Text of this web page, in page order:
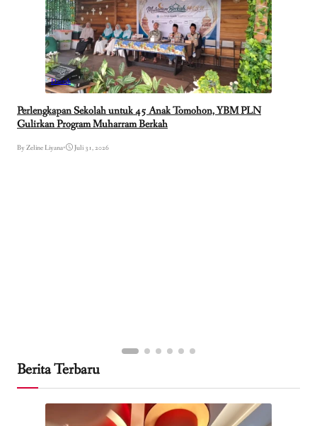
Daerah
Perlengkapan Sekolah untuk 45 Anak Tomohon, YBM PLN
Gulirkan Program Muharram Berkah
By Zeline Liyana• Juli 31, 2026
Berita Terbaru